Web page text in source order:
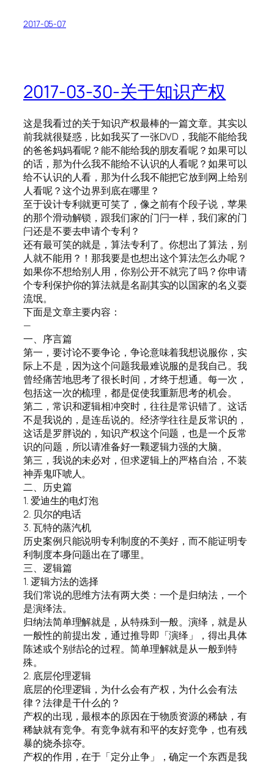
2017-05-07
2017-03-30-关于知识产权
这是我看过的关于知识产权最棒的一篇文章。其实以
前我就很疑惑，比如我买了一张DVD，我能不能给我
的爸爸妈妈看呢？能不能给我的朋友看呢？如果可以
的话，那为什么我不能给不认识的人看呢？如果可以
给不认识的人看，那为什么我不能把它放到网上给别
人看呢？这个边界到底在哪里？
至于设计专利就更可笑了，像之前有个段子说，苹果
的那个滑动解锁，跟我们家的门闩一样，我们家的门
闩还是不要去申请个专利？
还有最可笑的就是，算法专利了。你想出了算法，别
人就不能用？！那我要是也想出这个算法怎么办呢？
如果你不想给别人用，你别公开不就完了吗？你申请
个专利保护你的算法就是名副其实的以国家的名义耍
流氓。
下面是文章主要内容：
—
一、序言篇
第一，要讨论不要争论，争论意味着我想说服你，实
际上不是，因为这个问题我最难说服的是我自己。我
曾经痛苦地思考了很长时间，才终于想通。每一次，
包括这一次的梳理，都是促使我重新思考的机会。
第二，常识和逻辑相冲突时，往往是常识错了。这话
不是我说的，是连岳说的。经济学往往是反常识的，
这话是罗胖说的，知识产权这个问题，也是一个反常
识的问题，所以请准备好一颗逻辑力强的大脑。
第三，我说的未必对，但求逻辑上的严格自洽，不装
神弄鬼吓唬人。
二、历史篇
1. 爱迪生的电灯泡
2. 贝尔的电话
3. 瓦特的蒸汽机
历史案例只能说明专利制度的不美好，而不能证明专
利制度本身问题出在了哪里。
三、逻辑篇
1. 逻辑方法的选择
我们常说的思维方法有两大类：一个是归纳法，一个
是演绎法。
归纳法简单理解就是，从特殊到一般。演绎，就是从
一般性的前提出发，通过推导即「演绎」，得出具体
陈述或个别结论的过程。简单理解就是从一般到特
殊。
2. 底层伦理逻辑
底层的伦理逻辑，为什么会有产权，为什么会有法
律？法律是干什么的？
产权的出现，最根本的原因在于物质资源的稀缺，有
稀缺就有竞争。有竞争就有和平的友好竞争，也有残
暴的烧杀掠夺。
产权的作用，在于「定分止争」，确定一个东西是我